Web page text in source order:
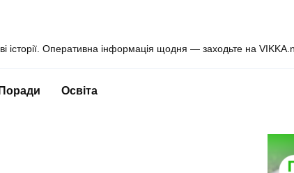
історії. Оперативна інформація щодня — заходьте на
Поради Освіта